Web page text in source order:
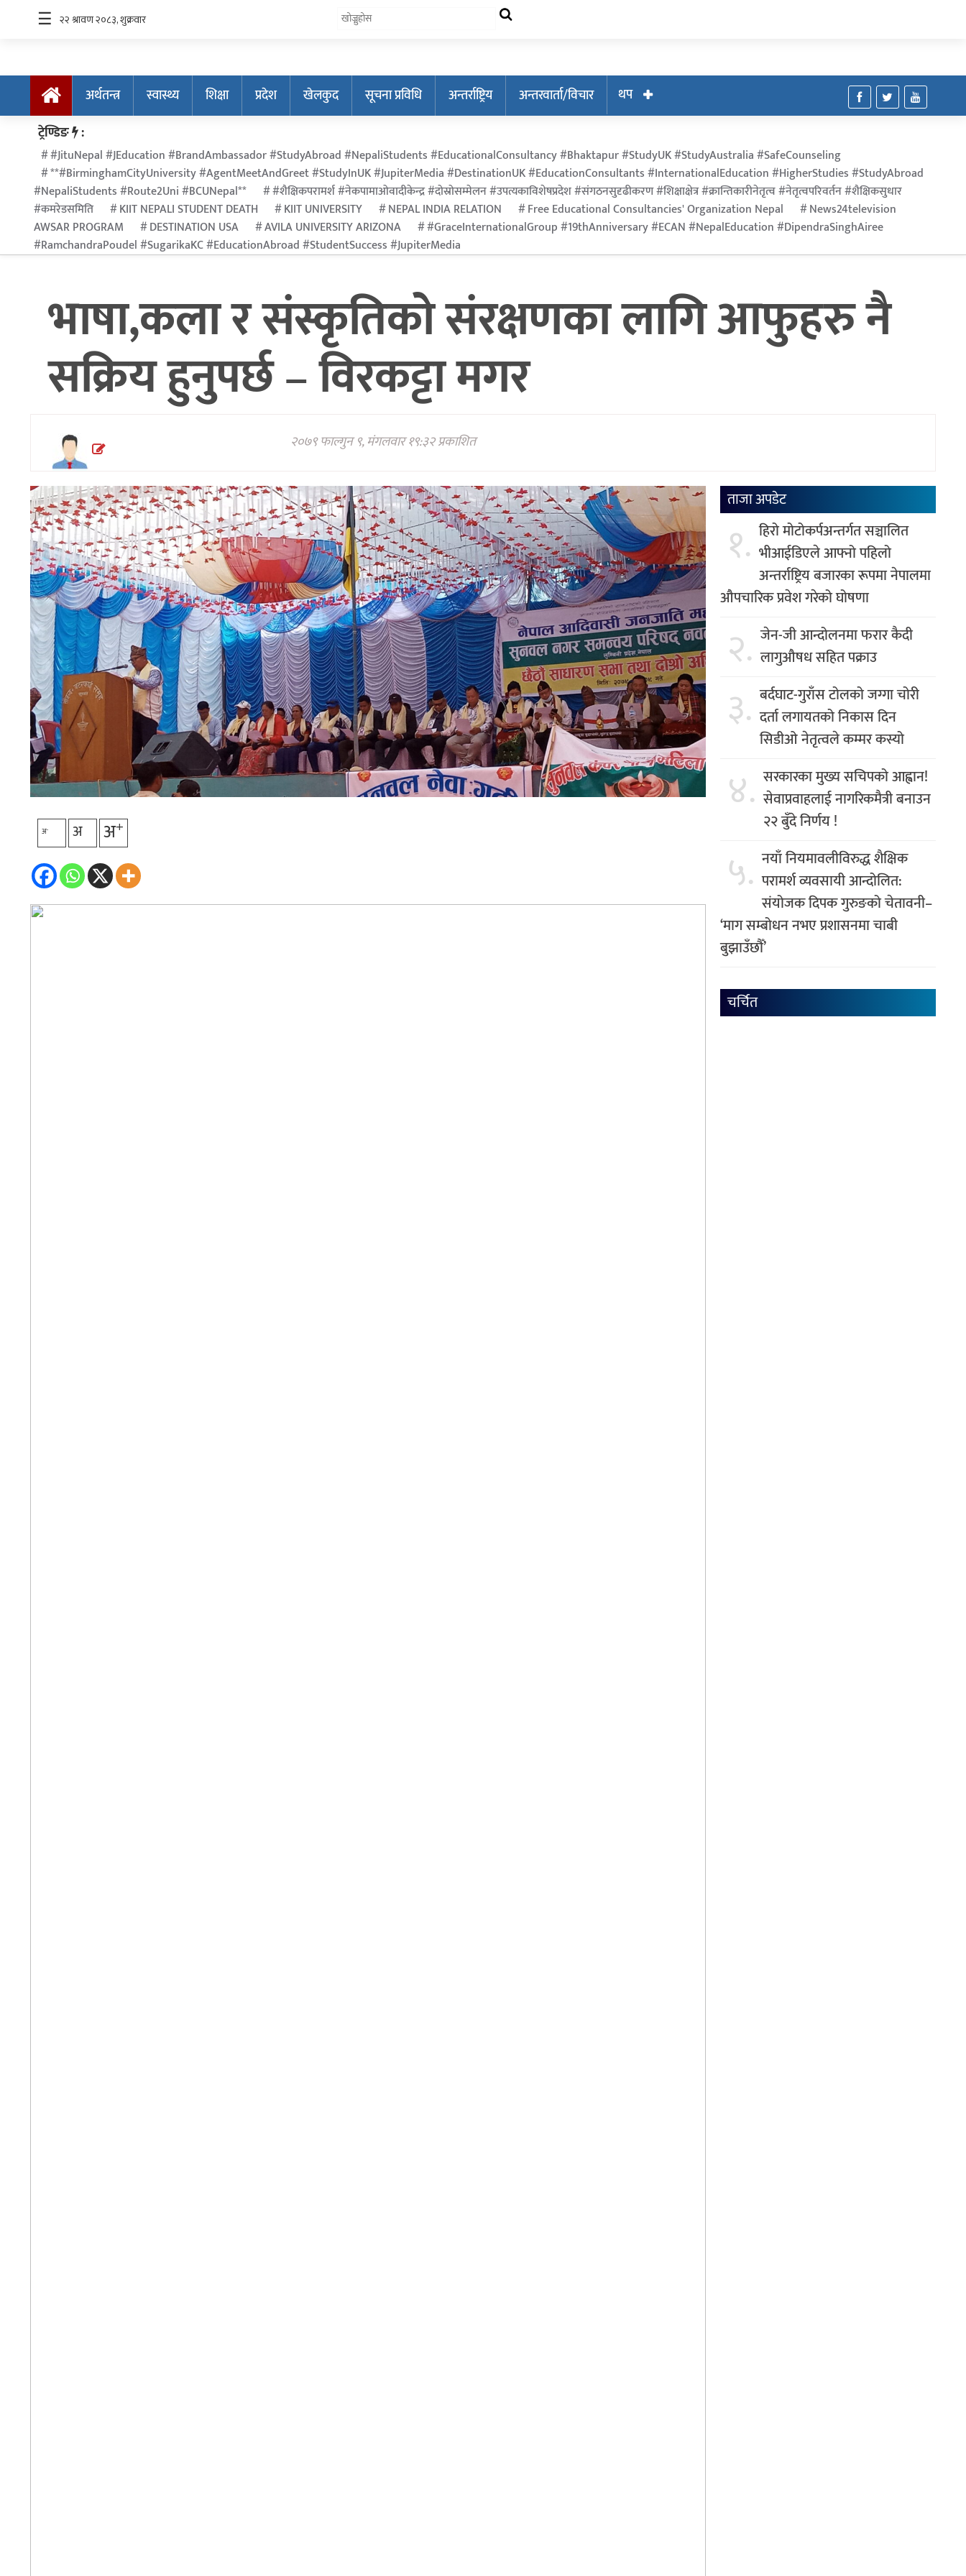
अर्थतन्त्र
स्वास्थ्य
शिक्षा
प्रदेश
खेलकुद
अन्तर्राष्ट्रिय
अन्तरवार्ता/
विचार
☰
अर्थतन्त्र स्वास्थ्य शिक्षा प्रदेश खेलकुद सूचना प्रविधि अन्तर्राष्ट्रिय अन्तरवार्ता/विचार
थप
ट्रेण्डिङ :
#JituNepal #JEducation #BrandAmbassador #StudyAbroad #NepaliStudents #EducationalConsultancy #Bhaktapur #StudyUK #StudyAustralia #SafeCounseling
**#BirminghamCityUniversity #AgentMeetAndGreet #StudyInUK #JupiterMedia #DestinationUK #EducationConsultants #InternationalEducation #HigherStudies #StudyAbroad
#NepaliStudents #Route2Uni #BCUNepal**
#शैक्षिकपरामर्श #नेकपामाओवादीकेन्द्र #दोस्रोसम्मेलन #उपत्यकाविशेषप्रदेश #संगठनसुदृढीकरण #शिक्षाक्षेत्र #क्रान्तिकारीनेतृत्व #नेतृत्वपरिवर्तन #शैक्षिकसुधार
#कमरेडसमिति
KIIT NEPALI STUDENT DEATH KIIT UNIVERSITY NEPAL INDIA RELATION Free Educational Consultancies' Organization Nepal
News24television
AWSAR PROGRAM
DESTINATION USA AVILA UNIVERSITY ARIZONA
#GraceInternationalGroup #19thAnniversary #ECAN #NepalEducation #DipendraSinghAiree
#RamchandraPoudel #SugarikaKC #EducationAbroad #StudentSuccess #JupiterMedia
भाषा,कला र संस्कृतिको संरक्षणका लागि आफुहरु नै
सक्रिय हुनुपर्छ – विरकट्टा मगर
२०७९ फाल्गुन ९, मंगलवार १९:३२ प्रकाशित
अ- अ अ+
ताजा अपडेट
१. हिरो मोटोकर्पअन्तर्गत सञ्चालित
भीआईडिएले आफ्नो पहिलो
अन्तर्राष्ट्रिय बजारका रूपमा नेपालमा
औपचारिक प्रवेश गरेको घोषणा
२. जेन-जी आन्दोलनमा फरार कैदी
लागुऔषध सहित पक्राउ
३. बर्दघाट-गुराँस टोलको जग्गा चोरी
दर्ता लगायतको निकास दिन
सिडीओ नेतृत्वले कम्मर कस्यो
४. सरकारका मुख्य सचिपको आह्वान!
सेवाप्रवाहलाई नागरिकमैत्री बनाउन
२२ बुँदे निर्णय !
५. नयाँ नियमावलीविरुद्ध शैक्षिक
परामर्श व्यवसायी आन्दोलित:
संयोजक दिपक गुरुङको चेतावनी–
‘माग सम्बोधन नभए प्रशासनमा चाबी
बुझाउँछौँ’
चर्चित